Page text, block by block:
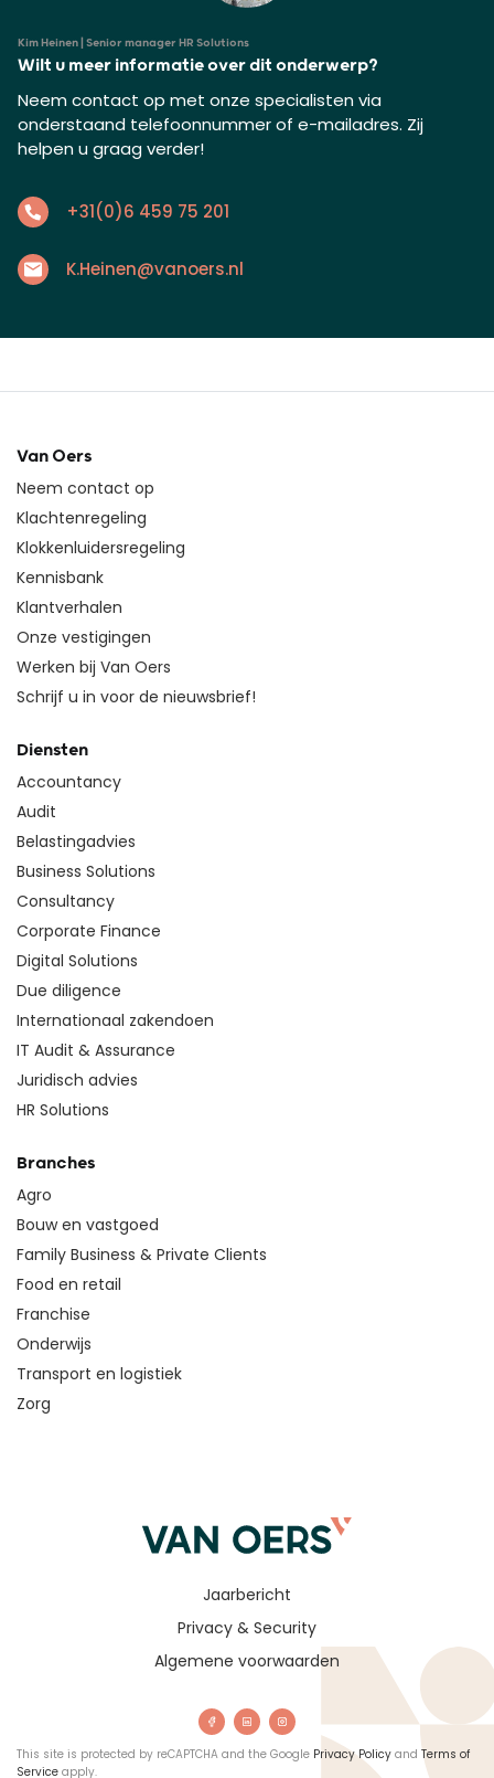
Kim Heinen | Senior manager HR Solutions
Wilt u meer informatie over dit onderwerp?
Neem contact op met onze specialisten via
onderstaand telefoonnummer of e-mailadres. Zij
helpen u graag verder!
+31(0)6 459 75 201
K.Heinen@vanoers.nl
Van Oers
Neem contact op
Klachtenregeling
Klokkenluidersregeling
Kennisbank
Klantverhalen
Onze vestigingen
Werken bij Van Oers
Schrijf u in voor de nieuwsbrief!
Diensten
Accountancy
Audit
Belastingadvies
Business Solutions
Consultancy
Corporate Finance
Digital Solutions
Due diligence
Internationaal zakendoen
IT Audit & Assurance
Juridisch advies
HR Solutions
Branches
Agro
Bouw en vastgoed
Family Business & Private Clients
Food en retail
Franchise
Onderwijs
Transport en logistiek
Zorg
Algemene voorwaarden
Privacy & Security
Jaarbericht
This site is protected by reCAPTCHA and the Google Privacy Policy and Terms of
Service apply.